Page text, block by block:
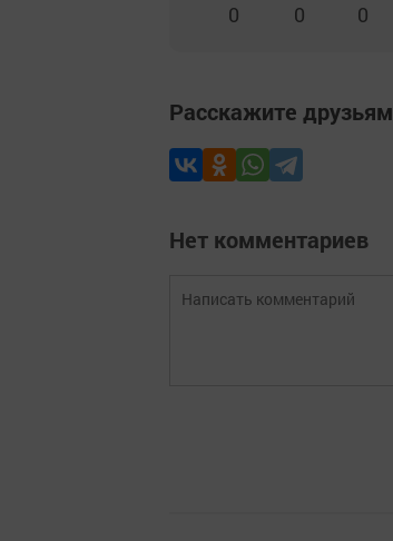
0 0 0
Расскажите друзьям
Нет комментариев